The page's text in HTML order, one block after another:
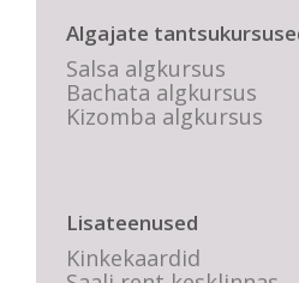
Algajate
Salsa algkursus
Bachata algkursus
Kizomba algkursus
Lisateenused
Kinkekaardid